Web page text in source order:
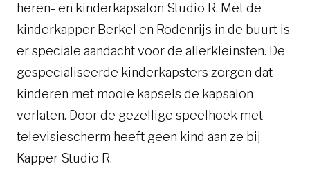
heren- en kinderkapsalon Studio R. Met de
kinderkapper Berkel en Rodenrijs in de buurt is
er speciale aandacht voor de allerkleinsten. De
gespecialiseerde kinderkapsters zorgen dat
kinderen met mooie kapsels de kapsalon
verlaten. Door de gezellige speelhoek met
televisiescherm heeft geen kind aan ze bij
Kapper Studio R.